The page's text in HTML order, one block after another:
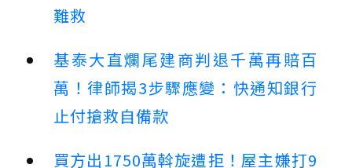
難救
基泰大直爛尾建商判退千萬再賠百
萬！律師揭3步驟應變：快通知銀行
止付搶救自備款
買方出1750萬斡旋遭拒！屋主嫌打9